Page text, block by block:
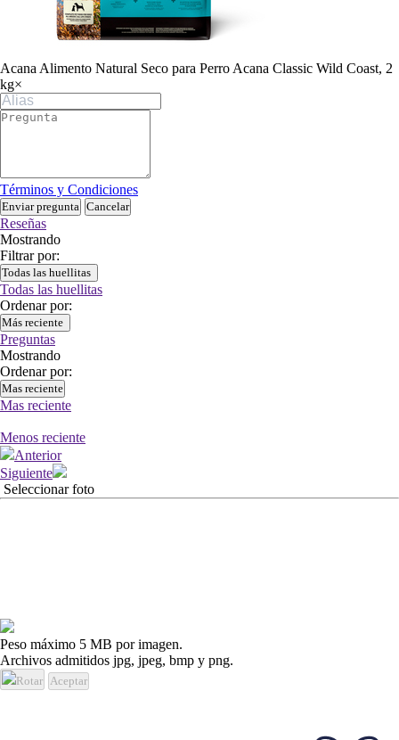
Acana Alimento Natural Seco para Perro Acana Classic Wild Coast, 2
kg×
Términos y Condiciones
Enviar pregunta Cancelar
Reseñas
Mostrando
Filtrar por:
Todas las huellitas
Todas las huellitas
Ordenar por:
Más reciente
Preguntas
Mostrando
Ordenar por:
Mas reciente
Mas reciente
Menos reciente
Anterior
Siguiente
Seleccionar foto
Peso máximo 5 MB por imagen.
Archivos admitidos jpg, jpeg, bmp y png.
Rotar Aceptar